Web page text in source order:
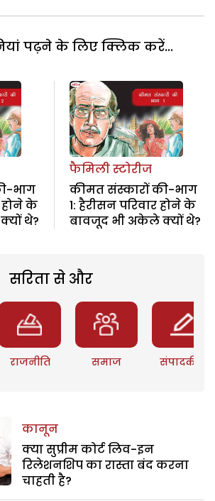
पढ़ने के लिए क्लिक करें...
भाग
होने के
थे?
फैमिली स्टोरीज
कीमत संस्कारों की-भाग
1: हैरीसन परिवार होने के
बावजूद भी अकेले क्यों थे?
सरिता से और
राजनीति समाज संपादकीय
कानून
क्या सुप्रीम कोर्ट लिव-इन
रिलेशनशिप का रास्ता बंद करना
चाहती है?